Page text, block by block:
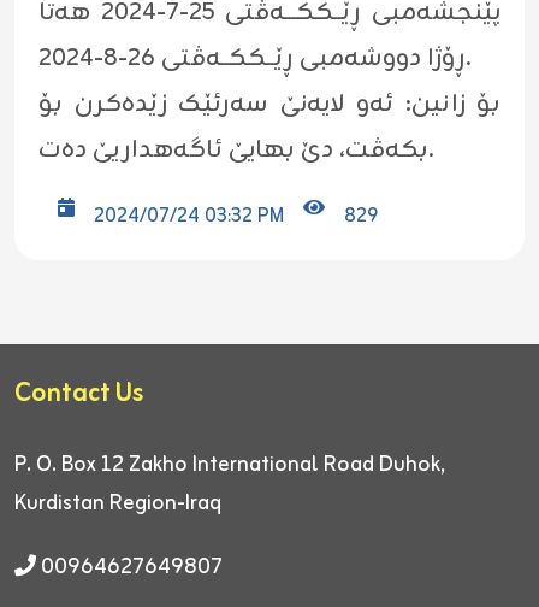
پێنجشەمبی ڕێــککـــەڤتی ٢٥-٧-٢٠٢٤ هەتا
ڕۆژا دووشەمبی ڕێــککــەڤتی ٢٦-٨-٢٠٢٤.
بۆ زانین: ئەو لایەنێ سەرئێک زێدەکرن بۆ
بکەڤت، دێ بهایێ ئاگەهداریێ دەت.
2024/07/24 03:32 PM 829
Contact Us
P. O. Box 12 Zakho International Road Duhok,
Kurdistan Region-Iraq
00964627649807